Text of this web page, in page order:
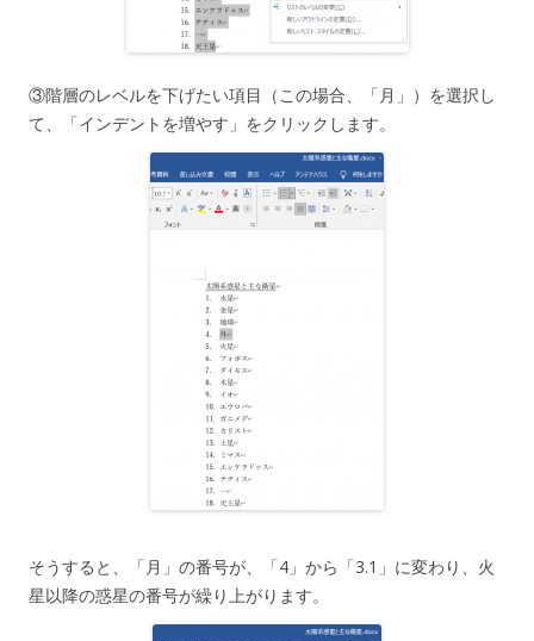
③階層のレベルを下げたい項目（この場合、「月」）を選択し
て、「インデントを増やす」をクリックします。
そうすると、「月」の番号が、「4」から「3.1」に変わり、火
星以降の惑星の番号が繰り上がります。